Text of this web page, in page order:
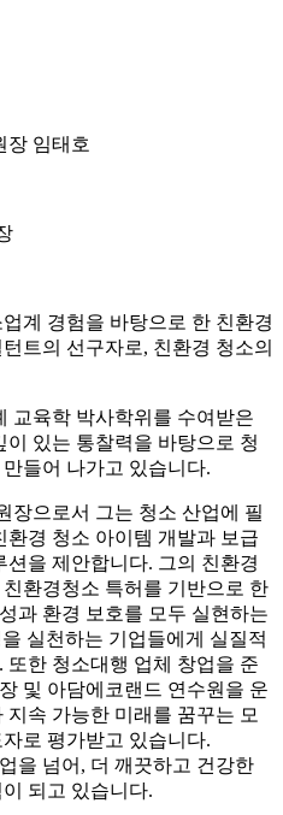
계 경험을 바탕으로 한 친환경
트의 선구자로, 친환경 청소의
교육학 박사학위를 수여받은
있는 통찰력을 바탕으로 청
들어 나가고 있습니다.
장으로서 그는 청소 산업에 필
환경 청소 아이템 개발과 보급
을 제안합니다. 그의 친환경
환경청소 특허를 기반으로 한
과 환경 보호를 모두 실현하는
실천하는 기업들에게 실질적
한 청소대행 업체 창업을 준
및 아담에코랜드 연수원을 운
속 가능한 미래를 꿈꾸는 모
로 평가받고 있습니다.
을 넘어, 더 깨끗하고 건강한
되고 있습니다.